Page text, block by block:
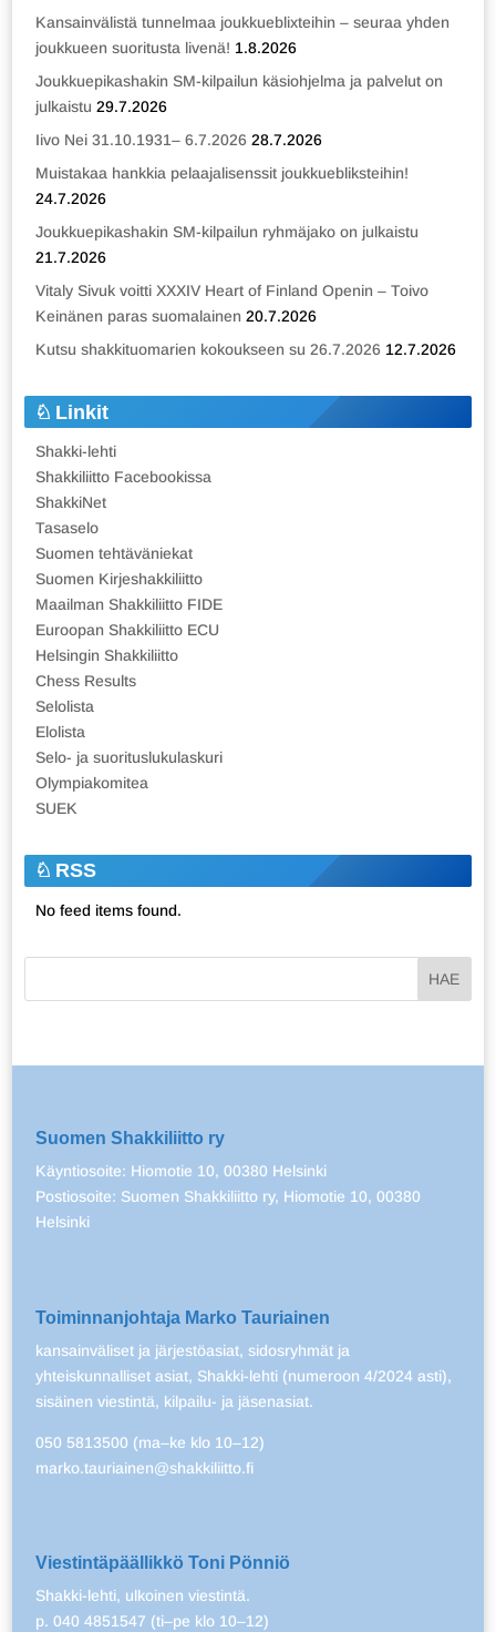
Kansainvälistä tunnelmaa joukkueblixteihin – seuraa yhden
joukkueen suoritusta livenä! 1.8.2026
Joukkuepikashakin SM-kilpailun käsiohjelma ja palvelut on
julkaistu 29.7.2026
Iivo Nei 31.10.1931– 6.7.2026 28.7.2026
Muistakaa hankkia pelaajalisenssit joukkuebliksteihin!
24.7.2026
Joukkuepikashakin SM-kilpailun ryhmäjako on julkaistu
21.7.2026
Vitaly Sivuk voitti XXXIV Heart of Finland Openin – Toivo
Keinänen paras suomalainen 20.7.2026
Kutsu shakkituomarien kokoukseen su 26.7.2026 12.7.2026
Linkit
Shakki-lehti
Shakkiliitto Facebookissa
ShakkiNet
Tasaselo
Suomen tehtäväniekat
Suomen Kirjeshakkiliitto
Maailman Shakkiliitto FIDE
Euroopan Shakkiliitto ECU
Helsingin Shakkiliitto
Chess Results
Selolista
Elolista
Selo- ja suorituslukulaskuri
Olympiakomitea
SUEK
RSS
No feed items found.
Suomen Shakkiliitto ry
Käyntiosoite: Hiomotie 10, 00380 Helsinki
Postiosoite: Suomen Shakkiliitto ry, Hiomotie 10, 00380
Helsinki
Toiminnanjohtaja Marko Tauriainen
kansainväliset ja järjestöasiat, sidosryhmät ja
yhteiskunnalliset asiat, Shakki-lehti (numeroon 4/2024 asti),
sisäinen viestintä, kilpailu- ja jäsenasiat.
050 5813500 (ma–ke klo 10–12)
marko.tauriainen@shakkiliitto.fi
Viestintäpäällikkö Toni Pönniö
Shakki-lehti, ulkoinen viestintä.
p. 040 4851547 (ti–pe klo 10–12)